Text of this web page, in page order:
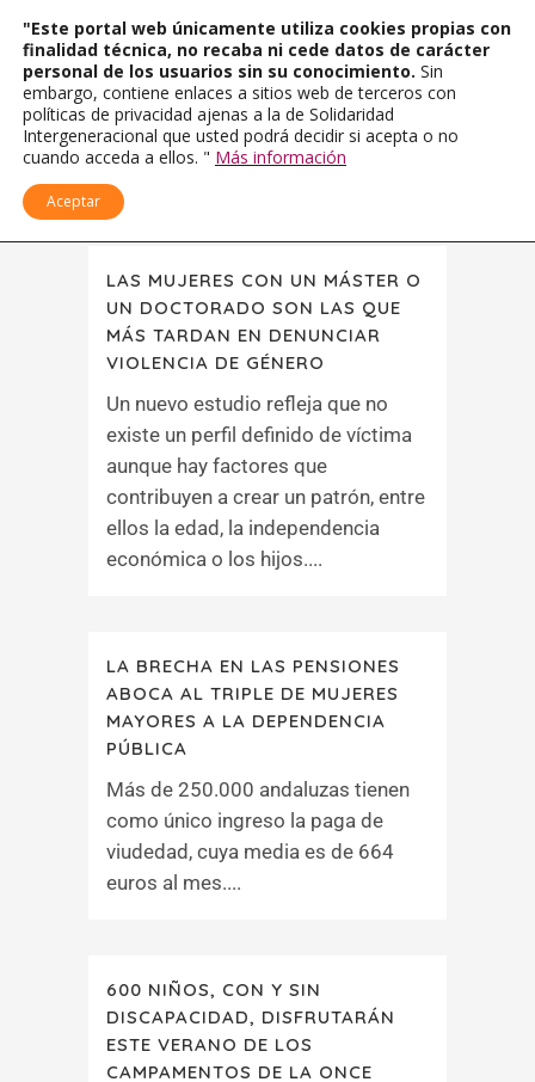
LAS MUJERES CON UN MÁSTER O
UN DOCTORADO SON LAS QUE
MÁS TARDAN EN DENUNCIAR
VIOLENCIA DE GÉNERO
Un nuevo estudio refleja que no
existe un perfil definido de víctima
aunque hay factores que
contribuyen a crear un patrón, entre
ellos la edad, la independencia
económica o los hijos....
LA BRECHA EN LAS PENSIONES
ABOCA AL TRIPLE DE MUJERES
MAYORES A LA DEPENDENCIA
PÚBLICA
Más de 250.000 andaluzas tienen
como único ingreso la paga de
viudedad, cuya media es de 664
euros al mes....
600 NIÑOS, CON Y SIN
DISCAPACIDAD, DISFRUTARÁN
ESTE VERANO DE LOS
CAMPAMENTOS DE LA ONCE
"Este portal web únicamente utiliza cookies propias con
finalidad técnica, no recaba ni cede datos de carácter
personal de los usuarios sin su conocimiento. Sin
embargo, contiene enlaces a sitios web de terceros con
políticas de privacidad ajenas a la de Solidaridad
Intergeneracional que usted podrá decidir si acepta o no
cuando acceda a ellos. " Más información
Aceptar